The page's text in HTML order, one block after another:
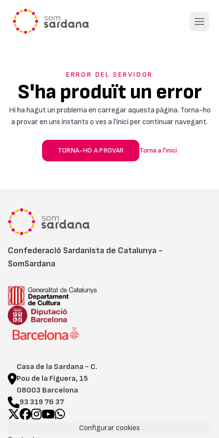
Open
ERROR DEL SERVIDOR
S'ha produït un error
Hi ha hagut un problema en carregar aquesta pàgina. Torna-ho
a provar en uns instants o ves a l'inici per continuar navegant.
TORNA-HO A PROVAR Torna a l'inici
Confederació Sardanista de Catalunya -
SomSardana
Casa de la Sardana - C.
Pou de la Figuera, 15
08003 Barcelona
93 319 76 37
Configurar cookies